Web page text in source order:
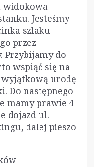
widokowa
Jesteśmy
szlaku
przez
Przybijamy do
wspiąć się na
urodę
Do następnego
mamy prawie 4
dojazd ul.
dalej pieszo